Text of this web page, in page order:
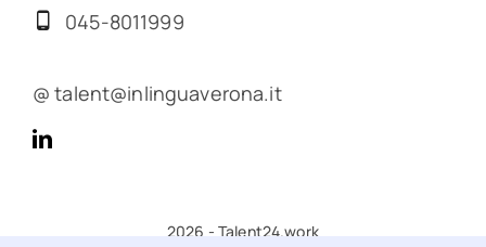
045-8011999
@ talent@inlinguaverona.it
2026 - Talent24.work